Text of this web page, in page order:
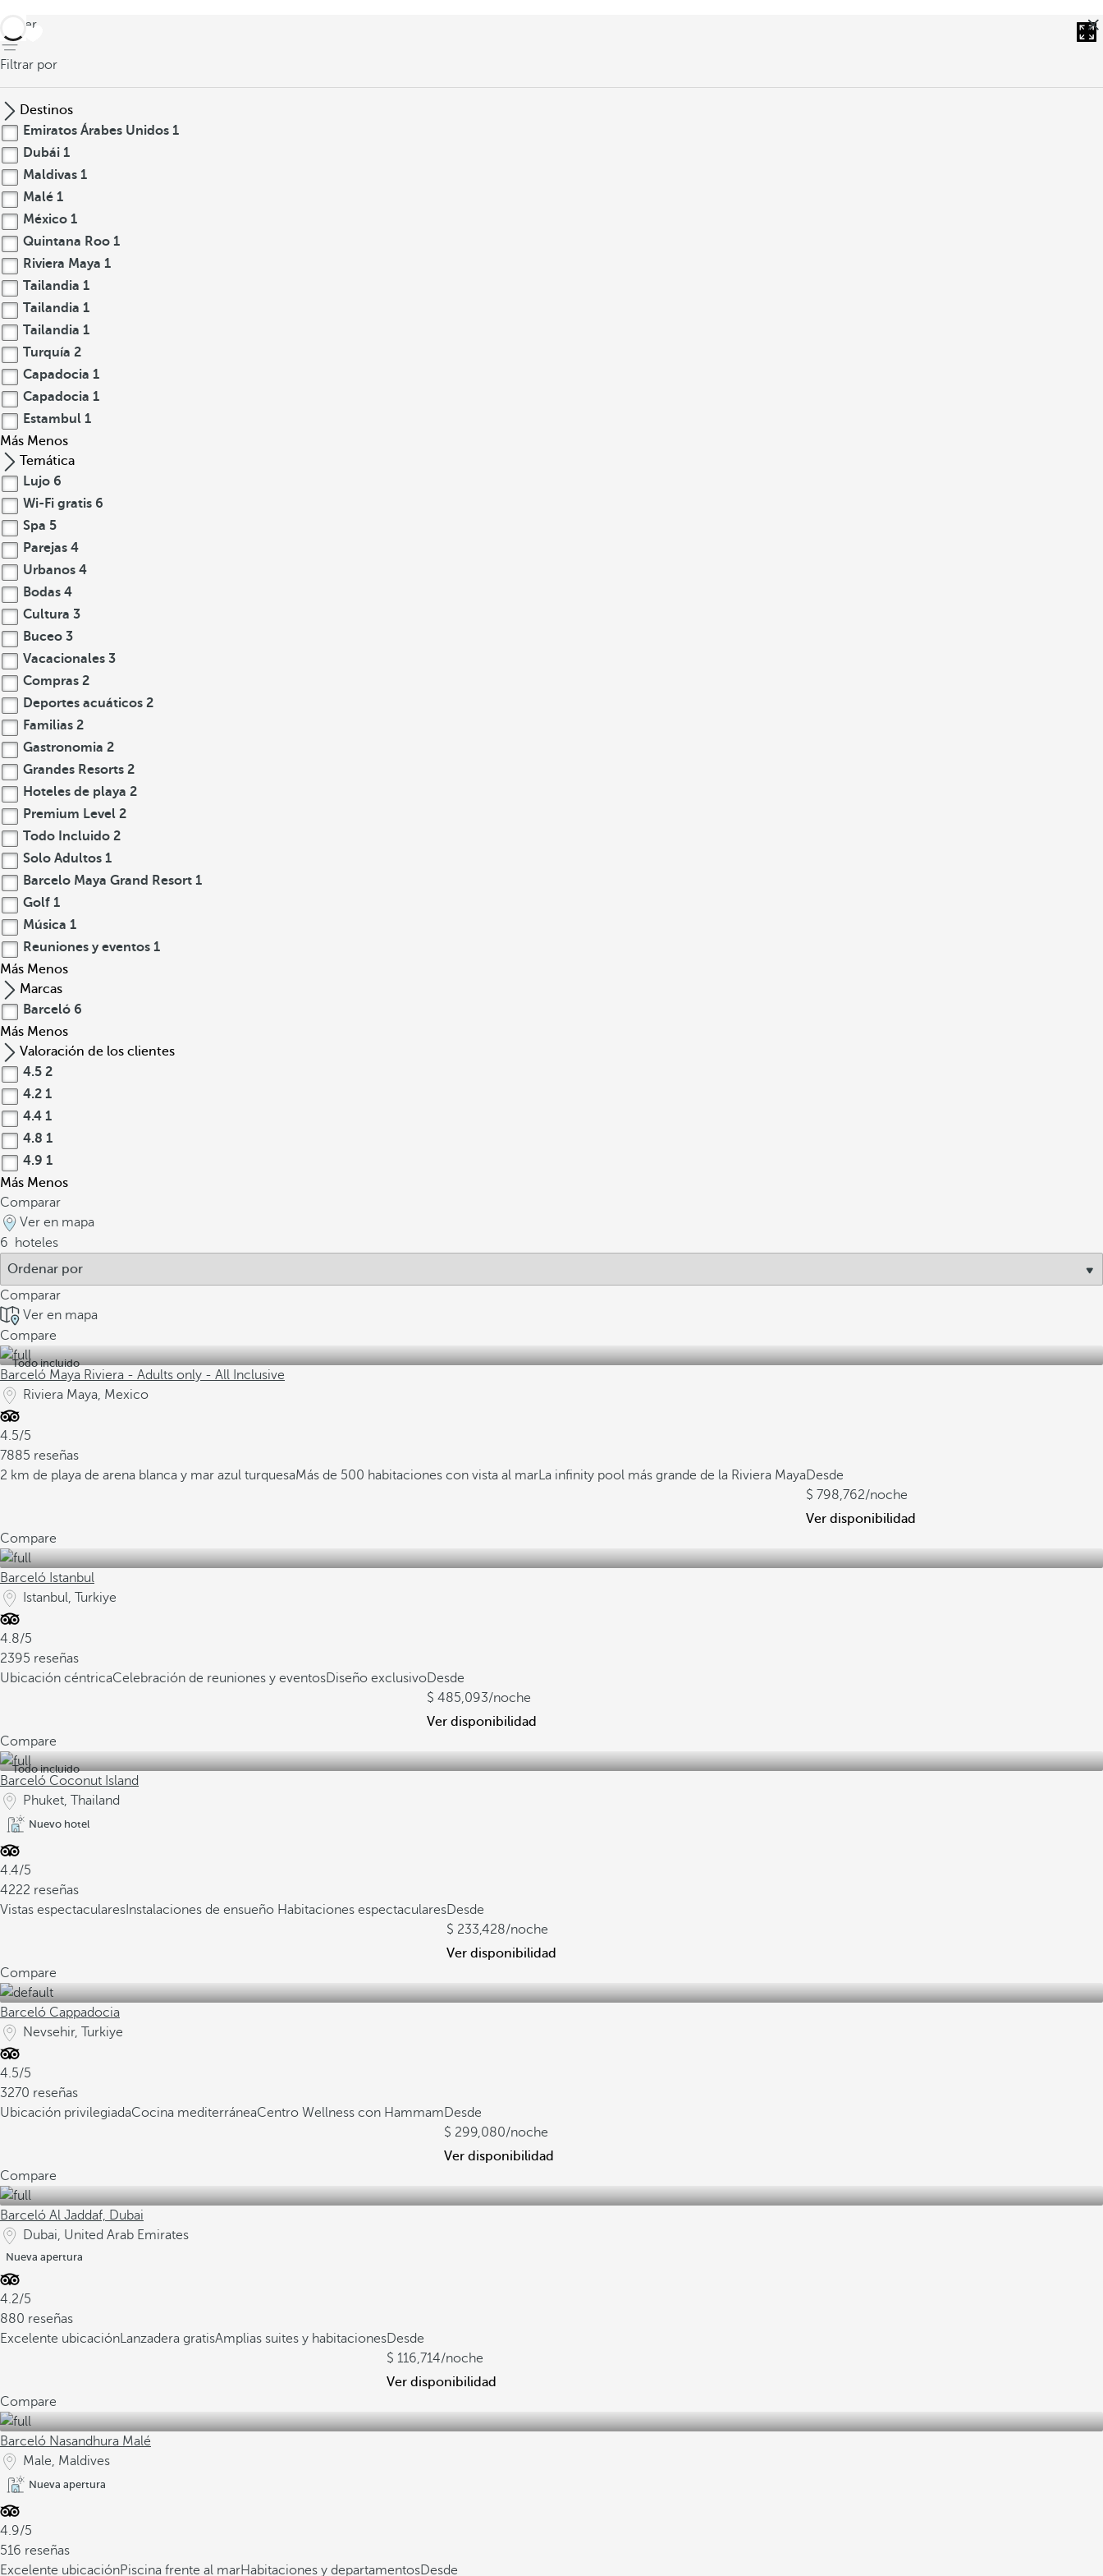
volver
Filtrar por
Destinos
Emiratos Árabes Unidos 1
Dubái 1
Maldivas 1
Malé 1
México 1
Quintana Roo 1
Riviera Maya 1
Tailandia 1
Tailandia 1
Tailandia 1
Turquía 2
Capadocia 1
Capadocia 1
Estambul 1
Más Menos
Temática
Lujo 6
Wi-Fi gratis 6
Spa 5
Parejas 4
Urbanos 4
Bodas 4
Cultura 3
Buceo 3
Vacacionales 3
Compras 2
Deportes acuáticos 2
Familias 2
Gastronomia 2
Grandes Resorts 2
Hoteles de playa 2
Premium Level 2
Todo Incluido 2
Solo Adultos 1
Barcelo Maya Grand Resort 1
Golf 1
Música 1
Reuniones y eventos 1
Más Menos
Marcas
Barceló 6
Más Menos
Valoración de los clientes
4.5 2
4.2 1
4.4 1
4.8 1
4.9 1
Más Menos
Comparar
Ver en mapa
6
hoteles
Comparar
Ver en mapa
Compare
Todo incluido
Barceló Maya Riviera - Adults only - All Inclusive
Riviera Maya, Mexico
4.5/5
7885 reseñas
2 km de playa de arena blanca y mar azul turquesaMás de 500 habitaciones con vista al marLa infinity pool más grande de la Riviera MayaDesde
798,762/noche
Ver disponibilidad
Compare
Barceló Istanbul
Istanbul, Turkiye
4.8/5
2395 reseñas
Ubicación céntricaCelebración de reuniones y eventosDiseño exclusivoDesde
485,093/noche
Ver disponibilidad
Compare
Todo incluido
Barceló Coconut Island
Phuket, Thailand
Nuevo hotel
4.4/5
4222 reseñas
Vistas espectaculares Instalaciones de ensueño Habitaciones espectacularesDesde
233,428/noche
Ver disponibilidad
Compare
Barceló Cappadocia
Nevsehir, Turkiye
4.5/5
3270 reseñas
Ubicación privilegiadaCocina mediterráneaCentro Wellness con HammamDesde
299,080/noche
Ver disponibilidad
Compare
Barceló Al Jaddaf, Dubai
Dubai, United Arab Emirates
Nueva apertura
4.2/5
880 reseñas
Excelente ubicaciónLanzadera gratisAmplias suites y habitacionesDesde
116,714/noche
Ver disponibilidad
Compare
Barceló Nasandhura Malé
Male, Maldives
Nueva apertura
4.9/5
516 reseñas
Excelente ubicaciónPiscina frente al marHabitaciones y departamentosDesde